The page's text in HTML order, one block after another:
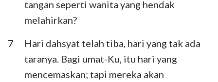
tangan seperti wanita yang hendak
melahirkan?
7
Hari dahsyat telah tiba, hari yang tak ada
taranya. Bagi umat-Ku, itu hari yang
mencemaskan; tapi mereka akan